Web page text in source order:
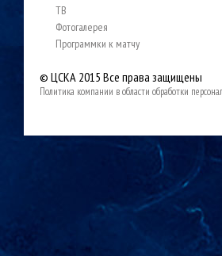
ТВ
Фотогалерея
Программки к матчу
© ЦСКА 2015 Все права защищены
Политика компании в области обработки